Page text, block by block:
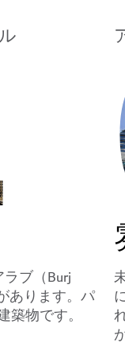
ブ（Burj
あります。パ
物です。